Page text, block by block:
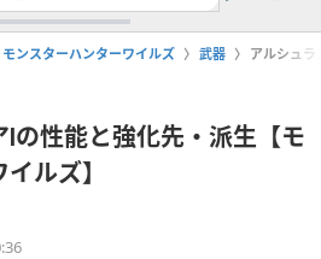
ンスターハンターワイルズ 武器 アルシュラ
の性能と強化先・派生【モ
ルズ】